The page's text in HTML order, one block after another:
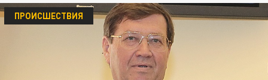
ПРОИСШЕСТВИЯ